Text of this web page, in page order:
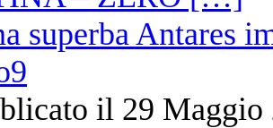
superba Antares
il 29 Maggio